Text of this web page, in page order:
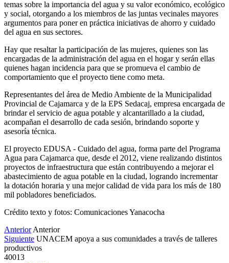
temas sobre la importancia del agua y su valor económico, ecológico
y social, otorgando a los miembros de las juntas vecinales mayores
argumentos para poner en práctica iniciativas de ahorro y cuidado
del agua en sus sectores.
Hay que resaltar la participación de las mujeres, quienes son las
encargadas de la administración del agua en el hogar y serán ellas
quienes hagan incidencia para que se promueva el cambio de
comportamiento que el proyecto tiene como meta.
Representantes del área de Medio Ambiente de la Municipalidad
Provincial de Cajamarca y de la EPS Sedacaj, empresa encargada de
brindar el servicio de agua potable y alcantarillado a la ciudad,
acompañan el desarrollo de cada sesión, brindando soporte y
asesoría técnica.
El proyecto EDUSA - Cuidado del agua, forma parte del Programa
Agua para Cajamarca que, desde el 2012, viene realizando distintos
proyectos de infraestructura que están contribuyendo a mejorar el
abastecimiento de agua potable en la ciudad, logrando incrementar
la dotación horaria y una mejor calidad de vida para los más de 180
mil pobladores beneficiados.
Crédito texto y fotos: Comunicaciones Yanacocha
Anterior Anterior
Siguiente UNACEM apoya a sus comunidades a través de talleres
productivos
40013